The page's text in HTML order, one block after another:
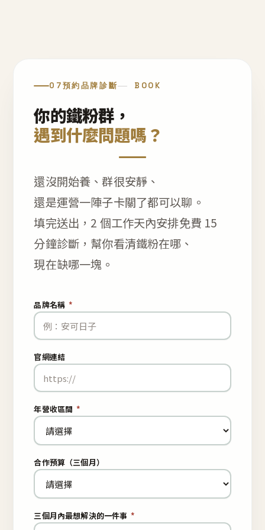
07預約品牌診斷 BOOK
你的鐵粉群，
遇到什麼問題嗎？
還沒開始養、群很安靜、
還是運營一陣子卡關了都可以聊。
填完送出，2 個工作天內安排免費 15
分鐘診斷，幫你看清鐵粉在哪、
現在缺哪一塊。
品牌名稱 *
官網連結
年營收區間 *
合作預算（三個月）
三個月內最想解決的一件事 *